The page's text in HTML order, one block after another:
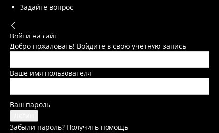
Задайте вопрос
Войти на сайт
Добро пожаловать! Войдите в свою учётную запись
Ваше имя пользователя
Ваш пароль
Забыли пароль? Получить помощь